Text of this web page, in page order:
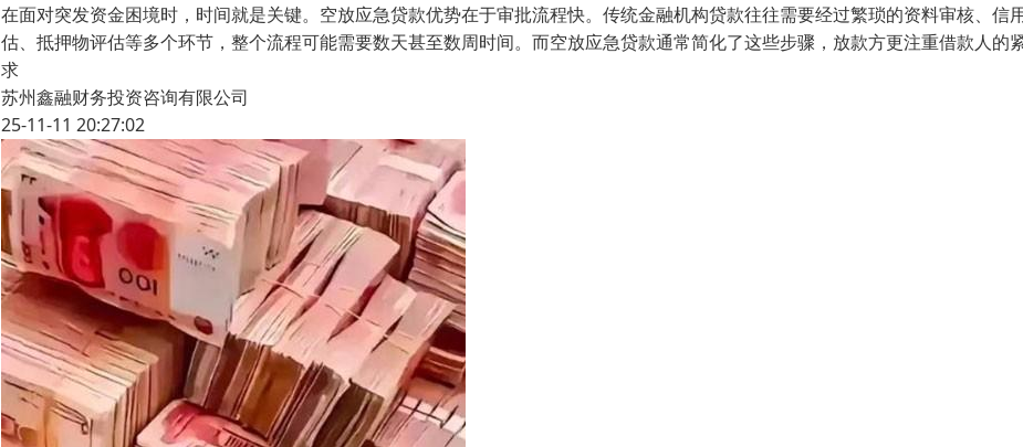
在面对突发资金困境时，时间就是关键。空放应急贷款优势在于审批流程快。传统金融机构贷款往往需要经过繁琐的资料审核、信
估、抵押物评估等多个环节，整个流程可能需要数天甚至数周时间。而空放应急贷款通常简化了这些步骤，放款方更注重借款人的
求
苏州鑫融财务投资咨询有限公司
25-11-11 20:27:02